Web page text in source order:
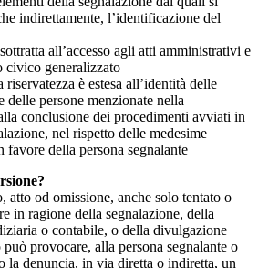
indirettamente, l’identificazione del
all’accesso agli atti amministrativi e
civico generalizzato
è estesa all’identità delle
delle persone menzionate nella
conclusione dei procedimenti avviati in
nel rispetto delle medesime
favore della persona segnalante
atto od omissione, anche solo tentato o
in ragione della segnalazione, della
o contabile, o della divulgazione
provocare, alla persona segnalante o
la denuncia, in via diretta o indiretta, un